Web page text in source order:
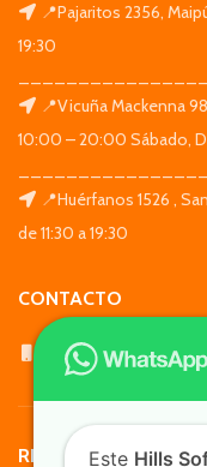
📍Pajaritos 2356,
19:30
📍Vicuña Mackenna
10:00 – 20:00 Sábado,
📍Huérfanos 1526 ,
de 11:30 a 19:30
CONTACTO
WhatsApp: +569 7564
REDES SOCIALES
Este Hills